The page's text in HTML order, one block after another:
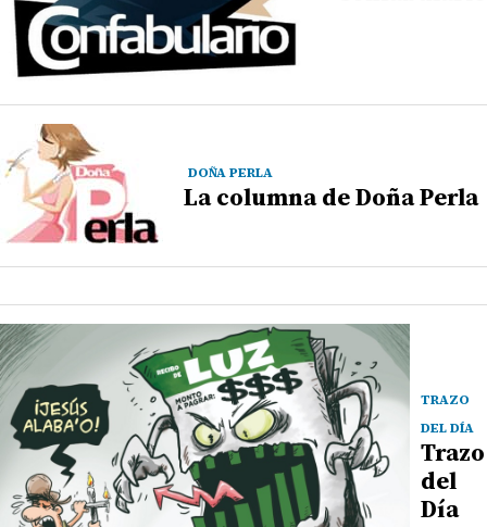
DOÑA PERLA
La columna de Doña Perla
TRAZO
DEL DÍA
Trazo
del
Día